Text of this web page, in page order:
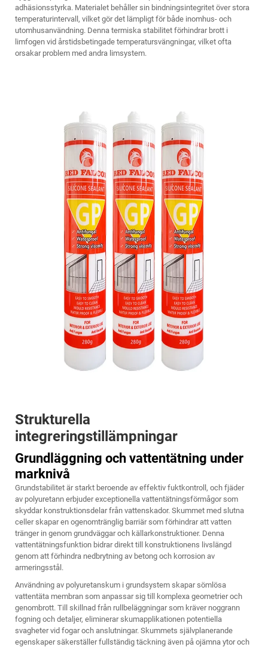
adhäsionsstyrka. Materialet behåller sin bindningsintegritet över stora
temperaturintervall, vilket gör det lämpligt för både inomhus- och
utomhusanvändning. Denna termiska stabilitet förhindrar brott i
limfogen vid årstidsbetingade temperatursvängningar, vilket ofta
orsakar problem med andra limsystem.
Strukturella
integreringstillämpningar
Grundläggning och vattentätning under
marknivå
Grundstabilitet är starkt beroende av effektiv fuktkontroll, och fjäder
av polyuretann erbjuder exceptionella vattentätningsförmågor som
skyddar konstruktionsdelar från vattenskador. Skummet med slutna
celler skapar en ogenomtränglig barriär som förhindrar att vatten
tränger in genom grundväggar och källarkonstruktioner. Denna
vattentätningsfunktion bidrar direkt till konstruktionens livslängd
genom att förhindra nedbrytning av betong och korrosion av
armeringsstål.
Användning av polyuretanskum i grundsystem skapar sömlösa
vattentäta membran som anpassar sig till komplexa geometrier och
genombrott. Till skillnad från rullbeläggningar som kräver noggrann
fogning och detaljer, eliminerar skumapplikationen potentiella
svagheter vid fogar och anslutningar. Skummets självplanerande
egenskaper säkerställer fullständig täckning även på ojämna ytor och